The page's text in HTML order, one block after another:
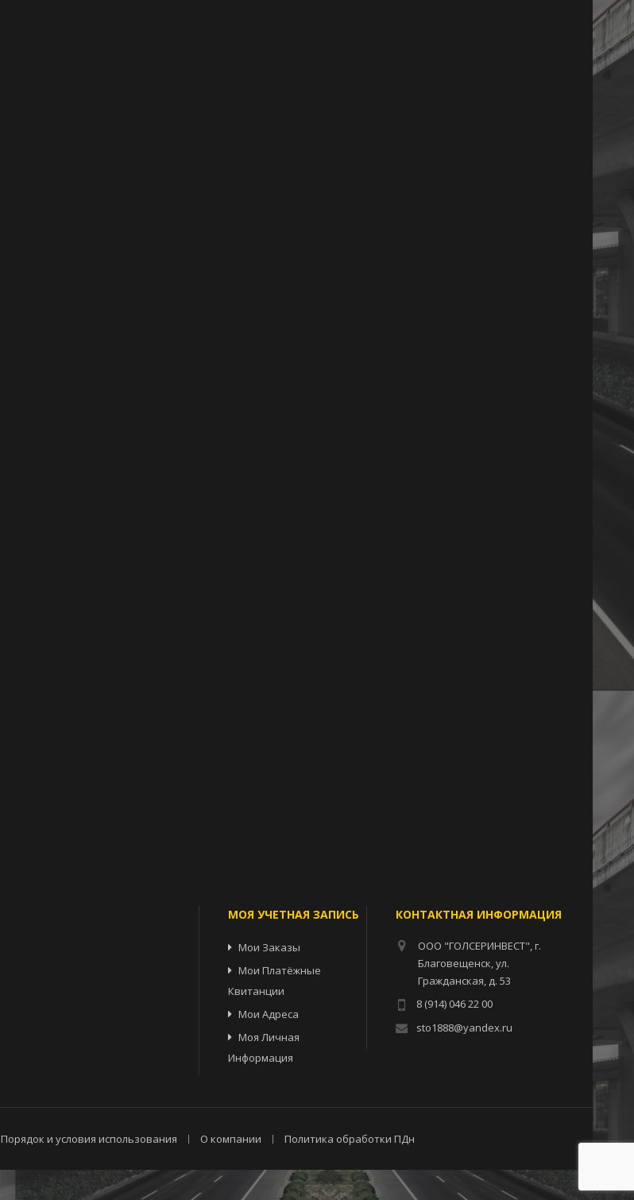
КОНТАКТНАЯ ИНФОРМАЦИЯ
ООО "ГОЛСЕРИНВЕСТ", г.
Благовещенск, ул.
Гражданская, д. 53
8 (914) 046 22 00
sto1888@yandex.ru
МОЯ УЧЕТНАЯ ЗАПИСЬ
Мои Заказы
Мои Платёжные
Квитанции
Мои Адреса
Моя Личная
Информация
Порядок и условия использования О компании Политика обработки ПДн